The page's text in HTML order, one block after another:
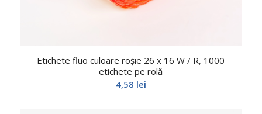
Etichete fluo culoare roșie 26 x 16 W / R, 1000
etichete pe rolă
4,58 lei